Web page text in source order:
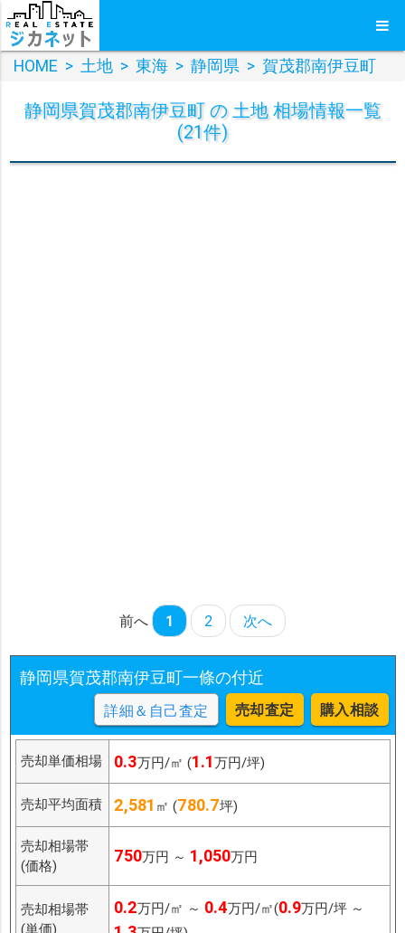
HOME > 土地 > 東海 > 静岡県 > 賀茂郡南伊豆町
静岡県賀茂郡南伊豆町 の 土地 相場情報一覧
(21件)
前へ 1 2 次へ
静岡県賀茂郡南伊豆町一條の付近
詳細＆自己査定 売却査定 購入相談
売却単価相場 0.3万円/㎡ (1.1万円/坪)
売却平均面積 2,581 ㎡ (780.7坪)
売却相場帯
(価格)
750万円 ～ 1,050万円
売却相場帯
(単価)
0.2万円/㎡ ～ 0.4万円/㎡(0.9万円/坪 ～